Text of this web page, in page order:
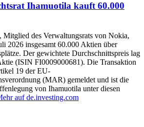
Ihamuotila kauft 60.000
Mitglied des Verwaltungsrats von Nokia,
2026 insgesamt 60.000 Aktien über
Der gewichtete Durchschnittspreis lag
(ISIN FI0009000681). Die Transaktion
19 der EU-
(MAR) gemeldet und ist die
von Ihamuotila unter diesen
auf de.investing.com